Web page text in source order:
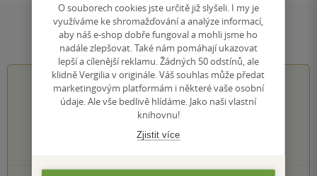
Hodnocení a recenze čtenářů
4.7z5
O souborech cookies jste určitě již slyšeli. I my je
využíváme ke shromažďování a analýze informací,
aby náš e-shop dobře fungoval a mohli jsme ho
nadále zlepšovat. Také nám pomáhají ukazovat
lepší a cílenější reklamu. Žádných 50 odstínů, ale
klidně Vergilia v originále. Váš souhlas může předat
marketingovým platformám i některé vaše osobní
údaje. Ale vše bedlivě hlídáme. Jako naši vlastní
knihovnu!
Zjistit více